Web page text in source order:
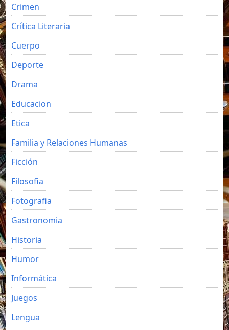
Crimen
Crítica Literaria
Cuerpo
Deporte
Drama
Educacion
Etica
Familia y Relaciones Humanas
Ficción
Filosofia
Fotografia
Gastronomia
Historia
Humor
Informática
Juegos
Lengua